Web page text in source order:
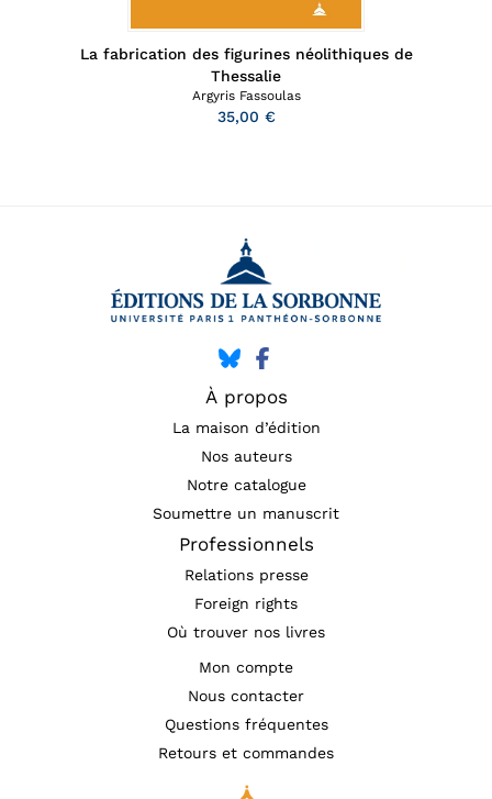
La fabrication des figurines néolithiques de
Thessalie
Argyris Fassoulas
35,00 €
À propos
La maison d’édition
Nos auteurs
Notre catalogue
Soumettre un manuscrit
Professionnels
Relations presse
Foreign rights
Où trouver nos livres
Mon compte
Nous contacter
Questions fréquentes
Retours et commandes